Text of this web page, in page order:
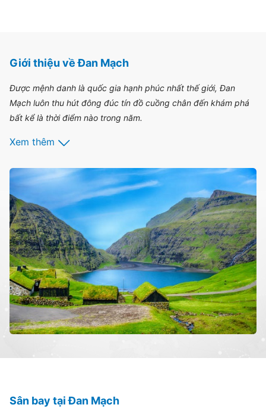
Giới thiệu về Đan Mạch
Được mệnh danh là quốc gia hạnh phúc nhất thế giới, Đan
Mạch luôn thu hút đông đúc tín đồ cuồng chân đến khám phá
bất kể là thời điểm nào trong năm.
Xem thêm
Sân bay tại Đan Mạch